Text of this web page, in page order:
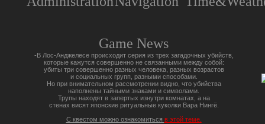
Game News
-В Лос-Анджелесе происходит серия из трех загадочных убийств,
которые кажутся совершенно не связанными между собой:
убиты три совершенно разных человека, разных возрастов
и социальных групп, разными способами.
Но при внимательном рассмотрении видно, что убийства
наполнены тайными знаками и символами.
Трупы находят в запертых изнутри комнатах, а на
стенах висят японские ритуальные куколки Вара Нингё.
С квестом можно ознакомиться в этой теме.